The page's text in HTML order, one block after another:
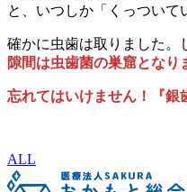
と、いつしか「くっついて
確かに虫歯は取りました。
隙間は虫歯菌の巣窟となり
忘れてはいけません！『銀
ALL